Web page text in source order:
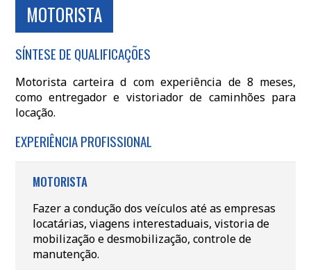
MOTORISTA
SÍNTESE DE QUALIFICAÇÕES
Motorista carteira d com experiência de 8 meses,
como entregador e vistoriador de caminhões para
locação.
EXPERIÊNCIA PROFISSIONAL
MOTORISTA
Fazer a condução dos veículos até as empresas
locatárias, viagens interestaduais, vistoria de
mobilização e desmobilização, controle de
manutenção.